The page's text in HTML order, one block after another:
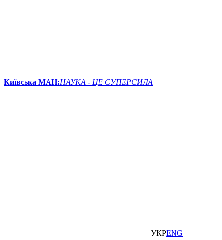
Київська МАН:НАУКА - ЦЕ СУПЕРСИЛА
УКРENG